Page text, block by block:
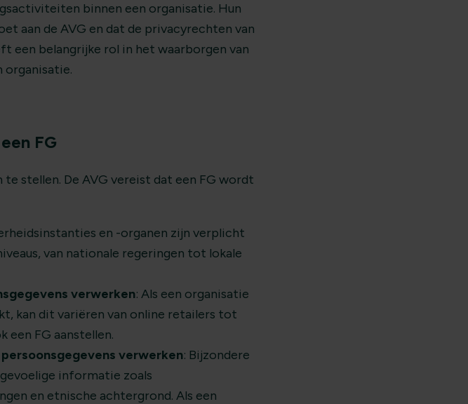
binnen een organisatie. Hun
aan de AVG en dat de privacyrechten van
een belangrijke rol in het waarborgen van
organisatie.
FG
stellen. De AVG vereist dat een FG wordt
en -organen zijn verplicht
van nationale regeringen tot lokale
verwerken: Als een organisatie
kan dit variëren van online retailers tot
een FG aanstellen.
verwerken: Bijzondere
informatie zoals
en etnische achtergrond. Als een